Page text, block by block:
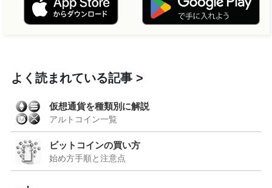
よく読まれている記事
仮想通貨を種類別に解説
アルトコイン一覧
ビットコインの買い方
始め方手順と注意点